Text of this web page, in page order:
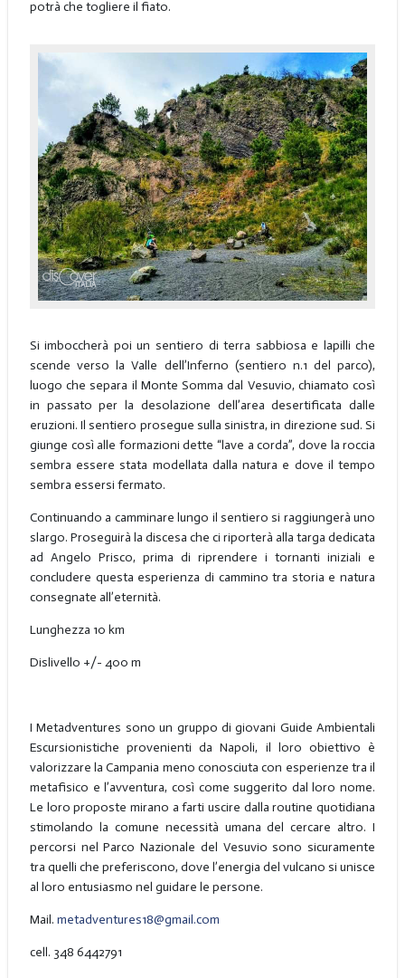
potrà che togliere il fiato.
Si imboccherà poi un sentiero di terra sabbiosa e lapilli che
scende verso la Valle dell’Inferno (sentiero n.1 del parco),
luogo che separa il Monte Somma dal Vesuvio, chiamato così
in passato per la desolazione dell’area desertificata dalle
eruzioni. Il sentiero prosegue sulla sinistra, in direzione sud. Si
giunge così alle formazioni dette “lave a corda”, dove la roccia
sembra essere stata modellata dalla natura e dove il tempo
sembra essersi fermato.
Continuando a camminare lungo il sentiero si raggiungerà uno
slargo. Proseguirà la discesa che ci riporterà alla targa dedicata
ad Angelo Prisco, prima di riprendere i tornanti iniziali e
concludere questa esperienza di cammino tra storia e natura
consegnate all’eternità.
Lunghezza 10 km
Dislivello +/- 400 m
I Metadventures sono un gruppo di giovani Guide Ambientali
Escursionistiche provenienti da Napoli, il loro obiettivo è
valorizzare la Campania meno conosciuta con esperienze tra il
metafisico e l’avventura, così come suggerito dal loro nome.
Le loro proposte mirano a farti uscire dalla routine quotidiana
stimolando la comune necessità umana del cercare altro. I
percorsi nel Parco Nazionale del Vesuvio sono sicuramente
tra quelli che preferiscono, dove l’energia del vulcano si unisce
al loro entusiasmo nel guidare le persone.
Mail. metadventures18@gmail.com
cell. 348 6442791